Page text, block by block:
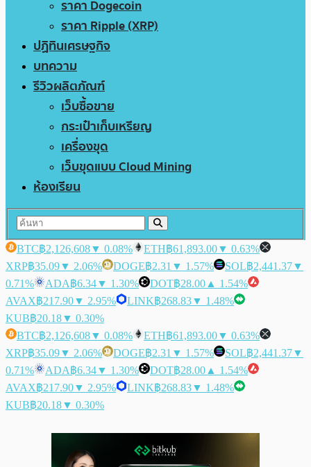
ราคา Dogecoin
ราคา Ripple (XRP)
ปฏิทินเศรษฐกิจ
บทความ
รีวิวผลิตภัณฑ์
เว็บซื้อขาย
กระเป๋าเก็บเหรียญ
เครื่องขุด
เว็บขุดแบบ Cloud Mining
ห้องเรียน
BTC฿2,126,608▼ 0.08% ETH฿61,893.00▼ 0.63%
XRP฿35.09▼ 2.06% DOGE฿2.31 ▼ 1.57% SOL฿2,441.37▼
0.71%
ADA฿6.34▼ 1.30% DOT฿28.00 ▲ 1.54%
AVAX฿217.90▼ 2.95% LINK฿268.83▼ 1.48%
KUB฿20.18▼ 0.30%
BTC฿2,126,608▼ 0.08% ETH฿61,893.00▼ 0.63%
XRP฿35.09▼ 2.06% DOGE฿2.31 ▼ 1.57% SOL฿2,441.37▼
0.71%
ADA฿6.34▼ 1.30% DOT฿28.00 ▲ 1.54%
AVAX฿217.90▼ 2.95% LINK฿268.83▼ 1.48%
KUB฿20.18▼ 0.30%